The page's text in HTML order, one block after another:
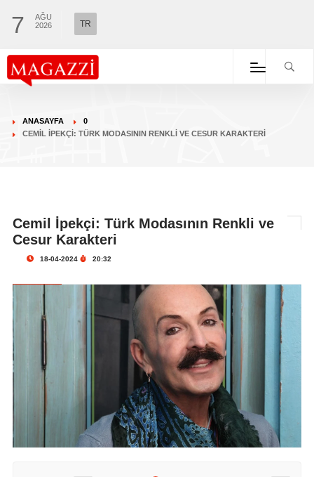
7
AĞU
2026
TR
ANASAYFA
0
CEMIL İPEKÇI: TÜRK MODASININ RENKLI VE CESUR KARAKTERI
Cemil İpekçi: Türk Modasının Renkli ve
Cesur Karakteri
18-04-2024 20:32